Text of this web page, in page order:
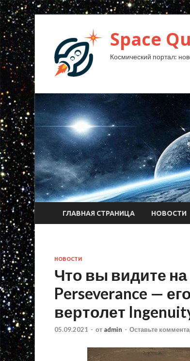
Space
Космический портал:
ГЛАВНАЯ СТРАНИЦА НОВОСТИ
НОВОСТИ
Что вы видите
Perseverance —
вертолет
05.09.2021 - от admin - Оставьте